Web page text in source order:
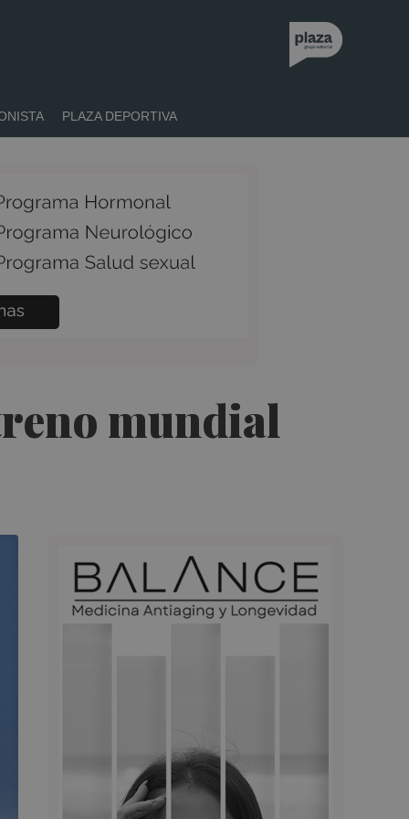
PLAZA DEPORTIVA
mundial